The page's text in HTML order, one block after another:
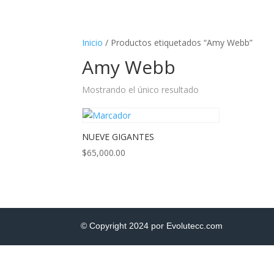
Inicio / Productos etiquetados “Amy Webb”
Amy Webb
Mostrando el único resultado
NUEVE GIGANTES
$65,000.00
© Copyright 2024 por Evolutecc.com